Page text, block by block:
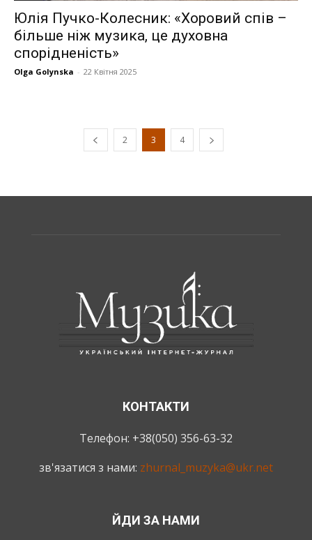
Юлія Пучко-Колесник: «Хоровий спів –
більше ніж музика, це духовна
спорідненість»
Olga Golynska - 22 Квітня 2025
2 3 4
КОНТАКТИ
Телефон: +38(050) 356-63-32
зв'язатися з нами: zhurnal_muzyka@ukr.net
ЙДИ ЗА НАМИ